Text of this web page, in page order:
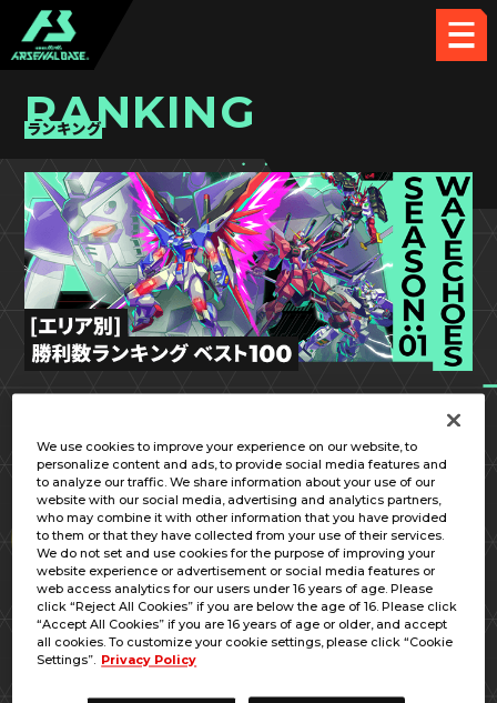
RANKING
ランキング
1
三重県
あの運命のように
Lv.70 332回
デスティニー！よーいどん
デスティニー！よーいどん
デスティニー！よーいどん
We use cookies to improve your experience on our website, to
personalize content and ads, to provide social media features and
to analyze our traffic. We share information about your use of our
website with our social media, advertising and analytics partners,
who may combine it with other information that you have provided
to them or that they have collected from your use of their services.
We do not set and use cookies for the purpose of improving your
website experience or advertisement or social media features or
web access analytics for our users under 16 years of age. Please
click “Reject All Cookies” if you are below the age of 16. Please click
“Accept All Cookies” if you are 16 years of age or older, and accept
all cookies. To customize your cookie settings, please click “Cookie
Settings”. Privacy Policy